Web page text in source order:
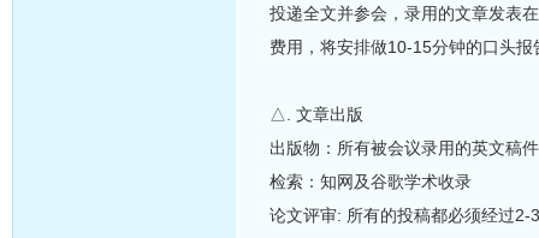
投递全文并参会，录用的文章发表
费用，将安排做10-15分钟的口头报
△. 文章出版
出版物：所有被会议录用的英文稿
检索：知网及谷歌学术收录
论文评审: 所有的投稿都必须经过